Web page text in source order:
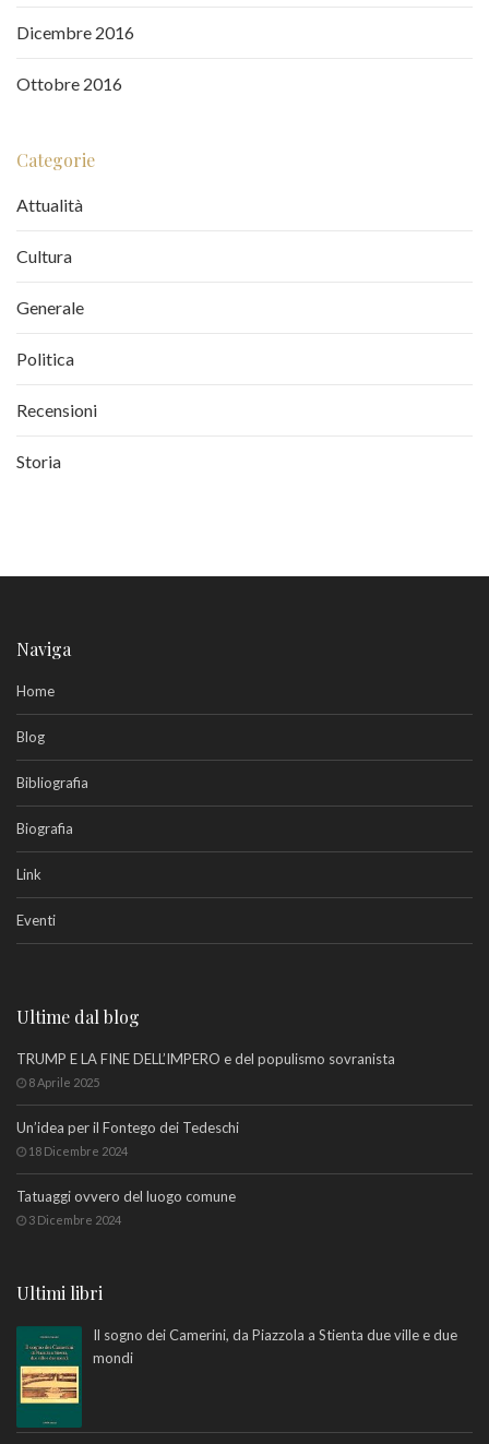
Dicembre 2016
Ottobre 2016
Categorie
Attualità
Cultura
Generale
Politica
Recensioni
Storia
Naviga
Home
Blog
Bibliografia
Biografia
Link
Eventi
Ultime dal blog
TRUMP E LA FINE DELL’IMPERO e del populismo sovranista
8 Aprile 2025
Un’idea per il Fontego dei Tedeschi
18 Dicembre 2024
Tatuaggi ovvero del luogo comune
3 Dicembre 2024
Ultimi libri
Il sogno dei Camerini, da Piazzola a Stienta due ville e due
mondi